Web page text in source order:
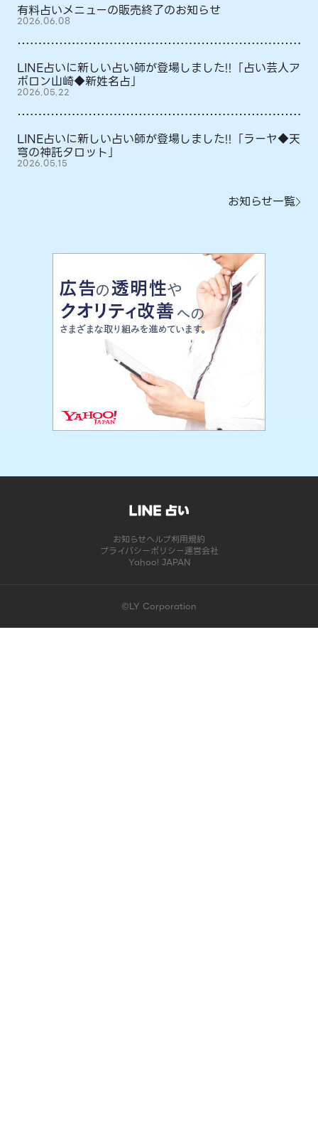
有料占いメニューの販売終了のお知らせ
2026.06.08
LINE占いに新しい占い師が登場しました!!「占い芸人ア
ポロン山崎◆新姓名占」
2026.05.22
LINE占いに新しい占い師が登場しました!!「ラーヤ◆天
穹の神託タロット」
2026.05.15
お知らせ一覧
お知らせヘルプ利用規約
プライバシーポリシー運営会社
Yahoo! JAPAN
©LY Corporation
このコンテンツは掲載が終了しました | LINE占い